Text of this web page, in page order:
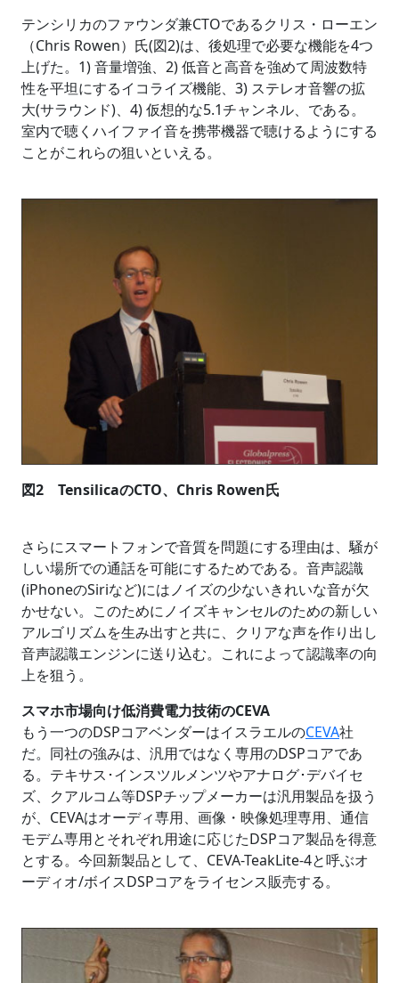
テンシリカのファウンダ兼CTOであるクリス・ローエン
（Chris Rowen）氏(図2)は、後処理で必要な機能を4つ
上げた。1) 音量増強、2) 低音と高音を強めて周波数特
性を平坦にするイコライズ機能、3) ステレオ音響の拡
大(サラウンド)、4) 仮想的な5.1チャンネル、である。
室内で聴くハイファイ音を携帯機器で聴けるようにする
ことがこれらの狙いといえる。
図2 TensilicaのCTO、Chris Rowen氏
さらにスマートフォンで音質を問題にする理由は、騒が
しい場所での通話を可能にするためである。音声認識
(iPhoneのSiriなど)にはノイズの少ないきれいな音が欠
かせない。このためにノイズキャンセルのための新しい
アルゴリズムを生み出すと共に、クリアな声を作り出し
音声認識エンジンに送り込む。これによって認識率の向
上を狙う。
スマホ市場向け低消費電力技術のCEVA
もう一つのDSPコアベンダーはイスラエルのCEVA社
だ。同社の強みは、汎用ではなく専用のDSPコアであ
る。テキサス･インスツルメンツやアナログ･デバイセ
ズ、クアルコム等DSPチップメーカーは汎用製品を扱う
が、CEVAはオーディ専用、画像・映像処理専用、通信
モデム専用とそれぞれ用途に応じたDSPコア製品を得意
とする。今回新製品として、CEVA-TeakLite-4と呼ぶオ
ーディオ/ボイスDSPコアをライセンス販売する。